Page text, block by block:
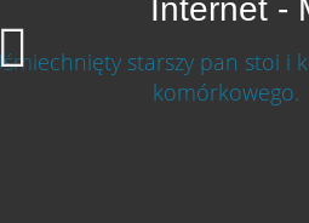
Internet -